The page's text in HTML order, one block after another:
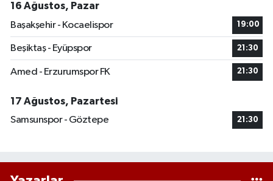
16 Ağustos, Pazar
Başakşehir - Kocaelispor
19:00
Beşiktaş - Eyüpspor 21:30
Amed - Erzurumspor FK 21:30
17 Ağustos, Pazartesi
Samsunspor - Göztepe
21:30